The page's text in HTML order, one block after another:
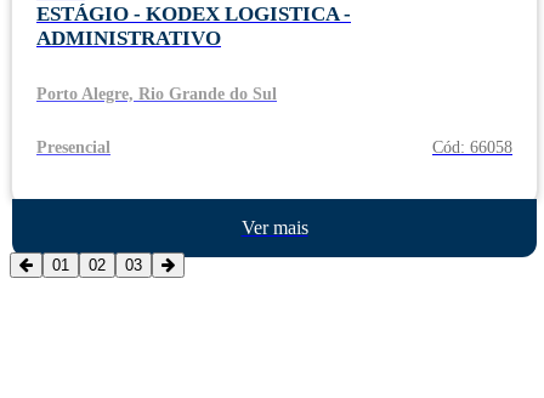
ESTÁGIO - KODEX LOGISTICA -
ADMINISTRATIVO
Porto Alegre, Rio Grande do Sul
Presencial Cód: 66058
Ver mais
01 02 03